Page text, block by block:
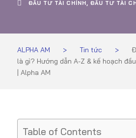
ĐẦU TƯ TÀI CHÍNH, ĐẦU TƯ TÀI
ALPHA AM > Tin tức >
là gì? Hướng dẫn A-Z & kế hoạch
| Alpha AM
Table of Contents